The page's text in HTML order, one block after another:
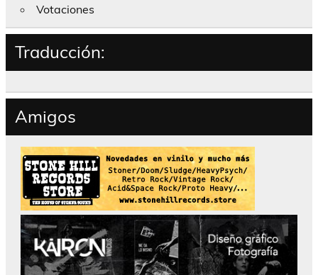
Votaciones
Traducción:
Amigos